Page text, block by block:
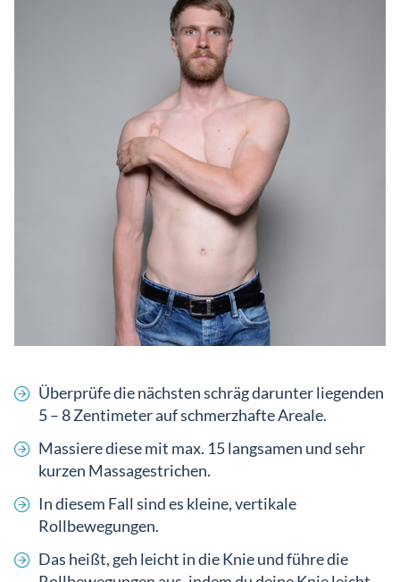
Überprüfe die nächsten schräg darunter liegenden
5 – 8 Zentimeter auf schmerzhafte Areale.
Massiere diese mit max. 15 langsamen und sehr
kurzen Massagestrichen.
In diesem Fall sind es kleine, vertikale
Rollbewegungen.
Das heißt, geh leicht in die Knie und führe die